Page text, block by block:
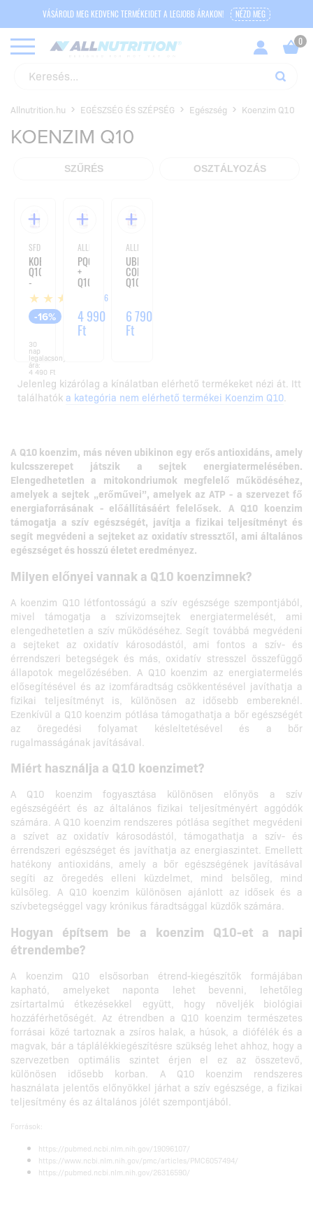
VÁSÁROLD MEG KEDVENC TERMÉKEIDET A LEGJOBB ÁRAKON! NÉZD MEG
Allnutrition.hu EGÉSZSÉG ÉS SZÉPSÉG Egészség Koenzim Q10
KOENZIM Q10
SZŰRÉS OSZTÁLYOZÁS
SFD NUTRITION
KOENZIM
Q10
-
100
TABLETTA 76
-16% 3 790
30
nap
legalacsonyabb
ára:
4 490 Ft
ALLNUTRITION
PQQ
+
Q10
-
KAPSZULA
4 990
Ft
ALLNUTRITION
UBIQUINOL
COENZYME
Q10
-
KAPSZULA
6 790
Ft
Jelenleg kizárólag a kínálatban elérhető termékeket nézi át. Itt
találhatók a kategória nem elérhető termékei Koenzim Q10
A Q10 koenzim, más néven ubikinon egy erős antioxidáns, amely
kulcsszerepet játszik a sejtek energiatermelésében.
Elengedhetetlen a mitokondriumok megfelelő működéséhez,
amelyek a sejtek „erőművei”, amelyek az ATP - a szervezet fő
energiaforrásának - előállításáért felelősek. A Q10 koenzim
támogatja a szív egészségét, javítja a fizikai teljesítményt és
segít megvédeni a sejteket az oxidatív stressztől, ami általános
egészséget és hosszú életet eredményez.
Milyen előnyei vannak a Q10 koenzimnek?
A koenzim Q10 létfontosságú a szív egészsége szempontjából,
mivel támogatja a szívizomsejtek energiatermelését, ami
elengedhetetlen a szív működéséhez. Segít továbbá megvédeni
a sejteket az oxidatív károsodástól, ami fontos a szív- és
érrendszeri betegségek és más, oxidatív stresszel összefüggő
állapotok megelőzésében. A Q10 koenzim az energiatermelés
elősegítésével és az izomfáradtság csökkentésével javíthatja a
fizikai teljesítményt is, különösen az idősebb embereknél.
Ezenkívül a Q10 koenzim pótlása támogathatja a bőr egészségét
az öregedési folyamat késleltetésével és a bőr
rugalmasságának javításával.
Miért használja a Q10 koenzimet?
A Q10 koenzim fogyasztása különösen előnyös a szív
egészségéért és az általános fizikai teljesítményért aggódók
számára. A Q10 koenzim rendszeres pótlása segíthet megvédeni
a szívet az oxidatív károsodástól, támogathatja a szív- és
érrendszeri egészséget és javíthatja az energiaszintet. Emellett
hatékony antioxidáns, amely a bőr egészségének javításával
segíti az öregedés elleni küzdelmet, mind belsőleg, mind
külsőleg. A Q10 koenzim különösen ajánlott az idősek és a
szívbetegséggel vagy krónikus fáradtsággal küzdők számára.
Hogyan építsem be a koenzim Q10-et a napi
étrendembe?
A koenzim Q10 elsősorban étrend-kiegészítők formájában
kapható, amelyeket naponta lehet bevenni, lehetőleg
zsírtartalmú étkezésekkel együtt, hogy növeljék biológiai
hozzáférhetőségét. Az étrendben a Q10 koenzim természetes
forrásai közé tartoznak a zsíros halak, a húsok, a diófélék és a
magvak, bár a táplálékkiegészítésre szükség lehet ahhoz, hogy a
szervezetben optimális szintet érjen el ez az összetevő,
különösen idősebb korban. A Q10 koenzim rendszeres
használata jelentős előnyökkel járhat a szív egészsége, a fizikai
teljesítmény és az általános jólét szempontjából.
Források:
https://pubmed.ncbi.nlm.nih.gov/19096107/
https://www.ncbi.nlm.nih.gov/pmc/articles/PMC6057494/
https://pubmed.ncbi.nlm.nih.gov/26316590/